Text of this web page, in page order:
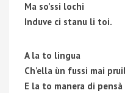
Ma so’ssi lochi
Induve ci stanu li toi.
A la to lingua
Ch’ella ùn fussi mai
E la to manera di pensà